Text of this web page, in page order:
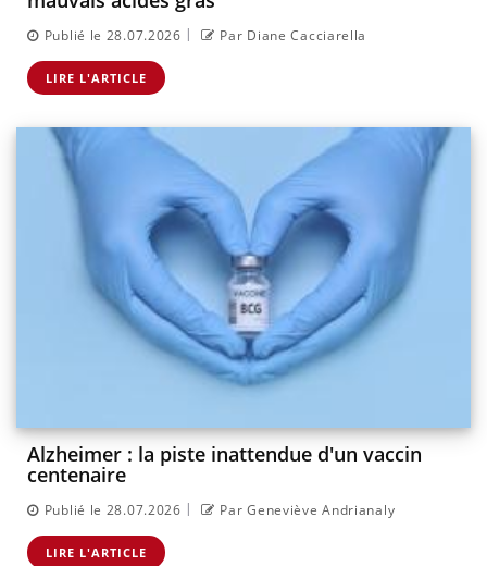
Publié le 28.07.2026 | Par Diane Cacciarella
LIRE L'ARTICLE
Alzheimer : la piste inattendue d'un vaccin
centenaire
Publié le 28.07.2026 | Par Geneviève Andrianaly
LIRE L'ARTICLE